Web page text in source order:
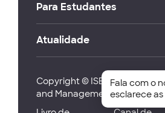
Para Estudantes
Atualidade
Copyright © ISEG Lisbon
and Management 2026
Fala com o
esclarece